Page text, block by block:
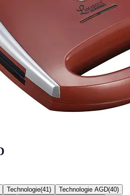
Technologie(41 ) Technologie AGD(40)